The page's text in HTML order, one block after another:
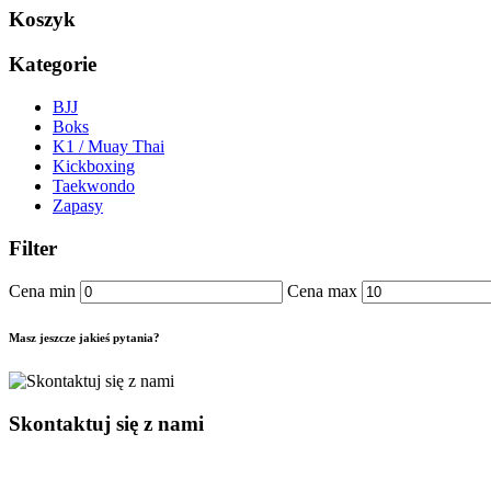
Koszyk
Kategorie
BJJ
Boks
K1 / Muay Thai
Kickboxing
Taekwondo
Zapasy
Filter
Cena min Cena max
Masz jeszcze jakieś pytania?
Skontaktuj się z nami